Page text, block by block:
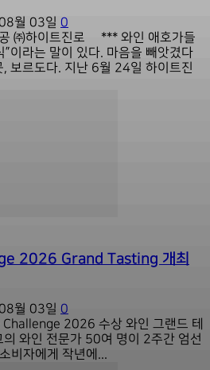
월 03일 0
로 *** 와인 애호가들
”이라는 말이 있다. 마음을 빼앗겼다
보르도다. 지난 6월 24일 하이트진
2026 Grand Tasting 개최
월 03일 0
2026 수상 와인 그랜드 테
비자에게 작년에...